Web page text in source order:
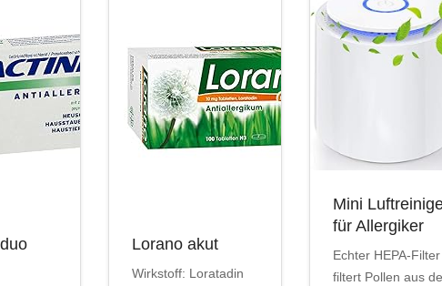
Lorano akut
Wirkstoff: Loratadin
Mini
für Allergiker
Echter HEPA-Filter
filtert Pollen aus